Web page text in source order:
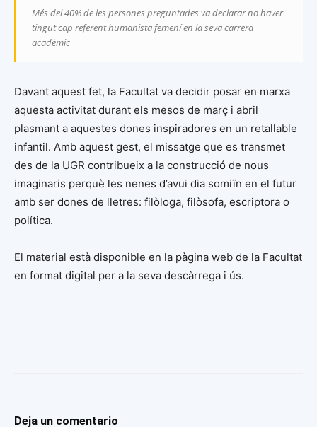
Més del 40% de les persones preguntades va declarar no haver
tingut cap referent humanista femení en la seva carrera
acadèmic
Davant aquest fet, la Facultat va decidir posar en marxa
aquesta activitat durant els mesos de març i abril
plasmant a aquestes dones inspiradores en un retallable
infantil. Amb aquest gest, el missatge que es transmet
des de la UGR contribueix a la construcció de nous
imaginaris perquè les nenes d’avui dia somiïn en el futur
amb ser dones de lletres: filòloga, filòsofa, escriptora o
política.
El material està disponible en la pàgina web de la Facultat
en format digital per a la seva descàrrega i ús.
Deja un comentario